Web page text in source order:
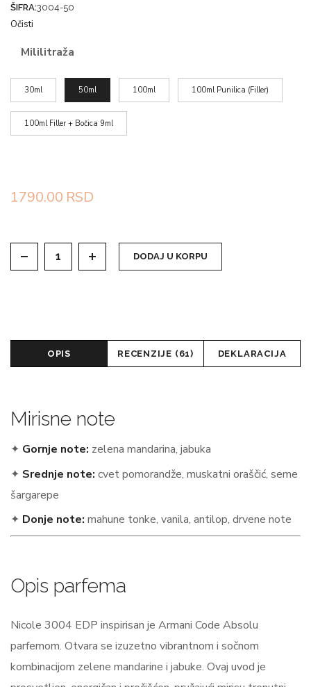
ŠIFRA:3004-50
Mililitraža
30ml 50ml 100ml 100ml Punilica (Filler)
100ml Filler + Bočica 9ml
Očisti
1790.00 RSD
DODAJ U KORPU
OPIS RECENZIJE (61) DEKLARACIJA
Mirisne note
✦ Gornje note: zelena mandarina, jabuka
✦ Srednje note: cvet pomorandže, muskatni oraščić, seme
šargarepe
✦ Donje note: mahune tonke, vanila, antilop, drvene note
Opis parfema
Nicole 3004 EDP inspirisan je Armani Code Absolu
parfemom. Otvara se izuzetno vibrantnom i sočnom
kombinacijom zelene mandarine i jabuke. Ovaj uvod je